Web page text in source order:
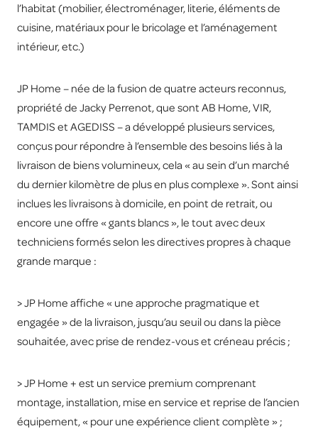
l’habitat (mobilier, électroménager, literie, éléments de
cuisine, matériaux pour le bricolage et l’aménagement
intérieur, etc.)
JP Home – née de la fusion de quatre acteurs reconnus,
propriété de Jacky Perrenot, que sont AB Home, VIR,
TAMDIS et AGEDISS – a développé plusieurs services,
conçus pour répondre à l’ensemble des besoins liés à la
livraison de biens volumineux, cela « au sein d’un marché
du dernier kilomètre de plus en plus complexe ». Sont ainsi
inclues les livraisons à domicile, en point de retrait, ou
encore une offre « gants blancs », le tout avec deux
techniciens formés selon les directives propres à chaque
grande marque :
> JP Home affiche « une approche pragmatique et
engagée » de la livraison, jusqu’au seuil ou dans la pièce
souhaitée, avec prise de rendez-vous et créneau précis ;
> JP Home + est un service premium comprenant
montage, installation, mise en service et reprise de l’ancien
équipement, « pour une expérience client complète » ;